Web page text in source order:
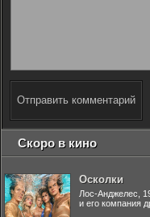
Отправить комментарий
Скоро в кино
Осколки
Лос-Анджелес,
и его компания